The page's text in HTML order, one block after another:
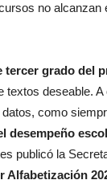
no
tercer grado del
deseable.
datos, como
desempeño
publicó la
Alfabetización